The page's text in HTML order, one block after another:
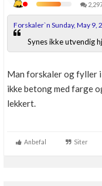
Forskaler`n Sunday, May 9,
Synes ikke utvendig
Man forskaler og fyller
ikke betong med farge
lekkert.
Anbefal Siter